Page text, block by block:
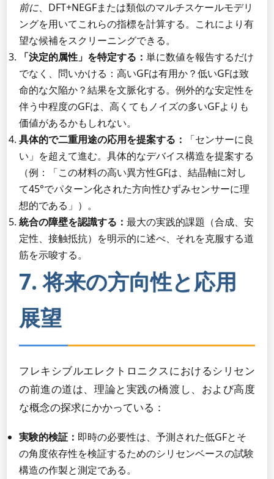
前に、DFT+NEGFまたは類似のマルチスケールモデリ
ングを用いてこれらの指標を計算する。これにより有
望な候補をスクリーニングできる。
「決定的属性」を特定する： 単に数値を報告するだけ
でなく、問いかける：高いGFは有用か？低いGFは致
命的な欠陥か？結果を文脈化する。例外的な安定性を
伴う中程度のGFは、高くてもノイズの多いGFよりも
価値があるかもしれない。
具体的で二重用途の応用を提案する：
「センサーに良
い」を超えて進む。具体的なデバイス構造を提案する
（例：「この材料の高い異方性GFは、結晶軸に対し
て45°でパターン化された方向性ひずみセンサーに理
想的である」）。
統合の障壁を認識する： 最大の実践的課題（合成、安
定性、接触抵抗）を明示的に述べ、それを克服する道
筋を示唆する。
7. 将来の方向性と応用
展望
フレキシブルエレクトロニクスにおけるシリセン
の前進の道は、理論と実践の橋渡し、および高度
な概念の探求にかかっている：
実験的検証： 即時の必要性は、予測された低GFとそ
の角度依存性を検証するためのシリセンベースの試験
構造の作製と測定である。